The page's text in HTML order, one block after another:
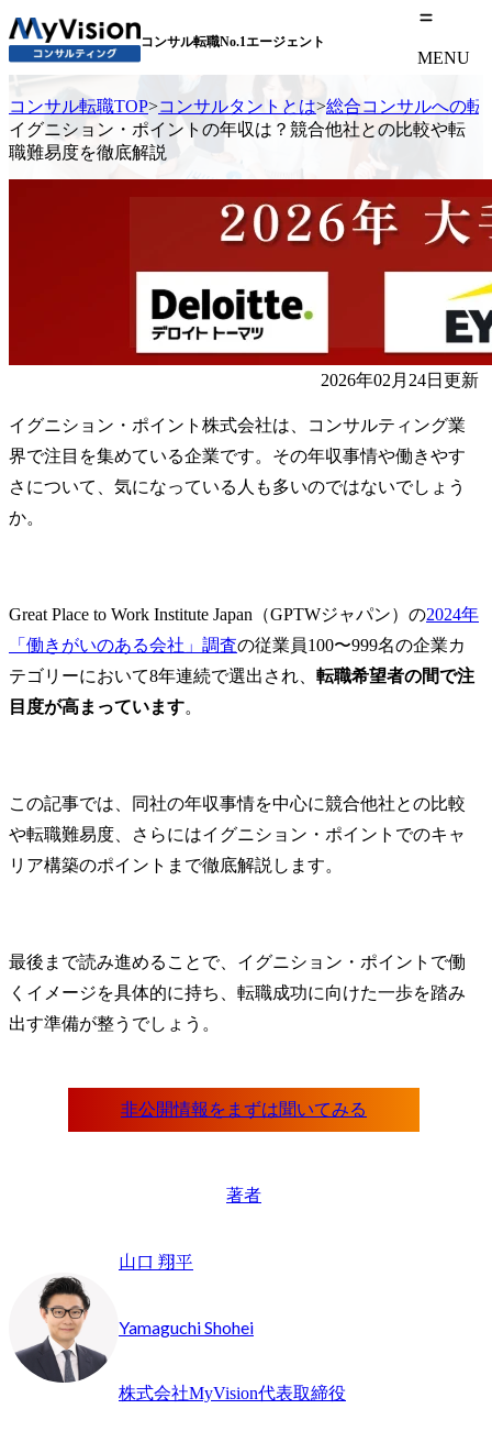
コンサル転職No.1エージェント
MENU
コンサル転職TOP>コンサルタントとは>総合コンサルへの転
イグニション・ポイントの年収は？競合他社との比較や転
職難易度を徹底解説
2026年02月24日更新
イグニション・ポイント株式会社は、コンサルティング業
界で注目を集めている企業です。その年収事情や働きやす
さについて、気になっている人も多いのではないでしょう
か。
Great Place to Work Institute Japan（GPTWジャパン）の2024年
「働きがいのある会社」調査の従業員100〜999名の企業カ
テゴリーにおいて8年連続で選出され、 転職希望者の間で注
目度が高まっています。
この記事では、同社の年収事情を中心に競合他社との比較
や転職難易度、さらにはイグニション・ポイントでのキャ
リア構築のポイントまで徹底解説します。
最後まで読み進めることで、イグニション・ポイントで働
くイメージを具体的に持ち、転職成功に向けた一歩を踏み
出す準備が整うでしょう。
著者
山口 翔平
Yamaguchi Shohei
株式会社MyVision代表取締役